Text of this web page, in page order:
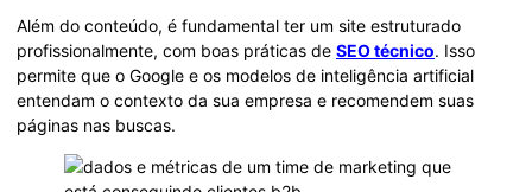
Além do conteúdo, é fundamental ter um site estruturado
profissionalmente, com boas práticas de SEO técnico. Isso
permite que o Google e os modelos de inteligência artificial
entendam o contexto da sua empresa e recomendem suas
páginas nas buscas.